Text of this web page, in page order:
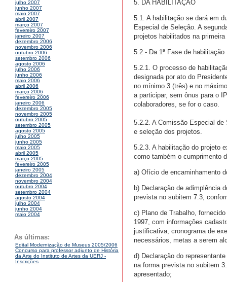
julho 2007
junho 2007
maio 2007
abril 2007
março 2007
fevereiro 2007
janeiro 2007
dezembro 2006
novembro 2006
outubro 2006
setembro 2006
agosto 2006
julho 2006
junho 2006
maio 2006
abril 2006
março 2006
fevereiro 2006
janeiro 2006
dezembro 2005
novembro 2005
outubro 2005
setembro 2005
agosto 2005
julho 2005
junho 2005
maio 2005
abril 2005
março 2005
fevereiro 2005
janeiro 2005
dezembro 2004
novembro 2004
outubro 2004
setembro 2004
agosto 2004
julho 2004
junho 2004
maio 2004
As últimas:
Edital Modernização de Museus 2005/2006
Concurso para professor adjunto de História
da Arte do Instituto de Artes da UERJ -
Inscrições
5. DA HABILITAÇÃO
5.1. A habilitação se dará em
Especial de Seleção. A
projetos habilitados na
5.2 - Da 1ª Fase de habilitação
5.2.1. O processo de
designada por ato do
no mínimo 3 (três) e no
a participar, sem ônus para o
colaboradores, se for o caso.
5.2.2. A Comissão Especial de
e seleção dos projetos.
5.2.3. A habilitação do projeto
como também o cumprimento
a) Ofício de encaminhamento
b) Declaração de adimplência
prevista no subitem 7.3,
c) Plano de Trabalho,
1997, com informações
justificativa, cronograma de
necessários, metas a serem
d) Declaração do
na forma prevista no subitem
apresentado;